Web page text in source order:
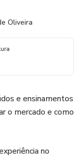
Oliveira
e ensinamentos
o mercado e como
no